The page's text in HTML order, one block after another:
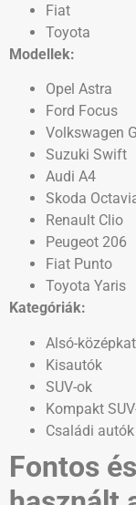
Fiat
Toyota
Modellek:
Opel Astra
Ford Focus
Volkswagen
Suzuki Swift
Audi A4
Skoda
Renault Clio
Peugeot 206
Fiat Punto
Toyota Yaris
Kategóriák:
Alsó-
Kisautók
SUV-ok
Kompakt
Családi autók
Fontos